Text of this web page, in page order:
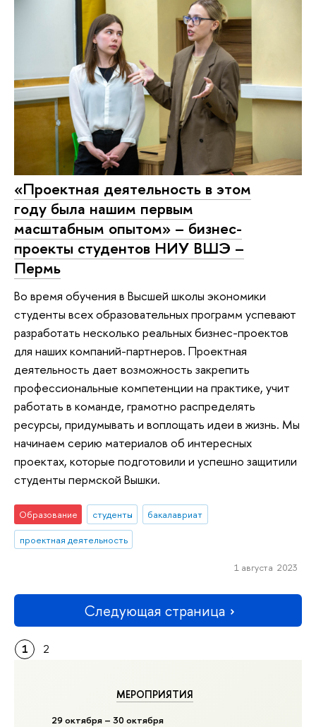
МЕРОПРИЯТИЯ
29 октября – 30 октября
«Проектная деятельность в этом
году была нашим первым
масштабным опытом» – бизнес-
проекты студентов НИУ ВШЭ –
Пермь
Во время обучения в Высшей школы экономики
студенты всех образовательных программ успевают
разработать несколько реальных бизнес-проектов
для наших компаний-партнеров. Проектная
деятельность дает возможность закрепить
профессиональные компетенции на практике, учит
работать в команде, грамотно распределять
ресурсы, придумывать и воплощать идеи в жизнь. Мы
начинаем серию материалов об интересных
проектах, которые подготовили и успешно защитили
студенты пермской Вышки.
Образование студенты
бакалавриат
проектная деятельность
1 августа 2023
Следующая страница
1 2